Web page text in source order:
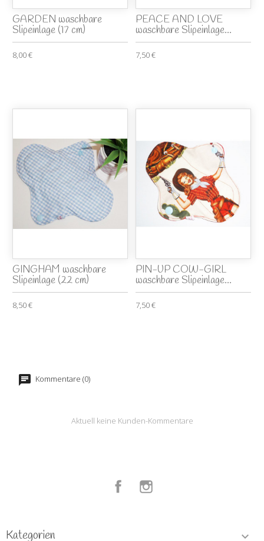
GARDEN waschbare
Slipeinlage (17 cm)
8,00 €
PEACE AND LOVE
waschbare Slipeinlage...
7,50 €
GINGHAM waschbare
Slipeinlage (22 cm)
8,50 €
PIN-UP COW-GIRL
waschbare Slipeinlage...
7,50 €
Kommentare (0)
Aktuell keine Kunden-Kommentare
Facebook
Kategorien 